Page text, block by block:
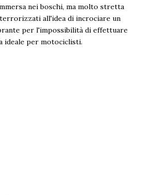
nei boschi, ma molto stretta
all'idea di incrociare un
per l'impossibilità di effettuare
ideale per motociclisti.